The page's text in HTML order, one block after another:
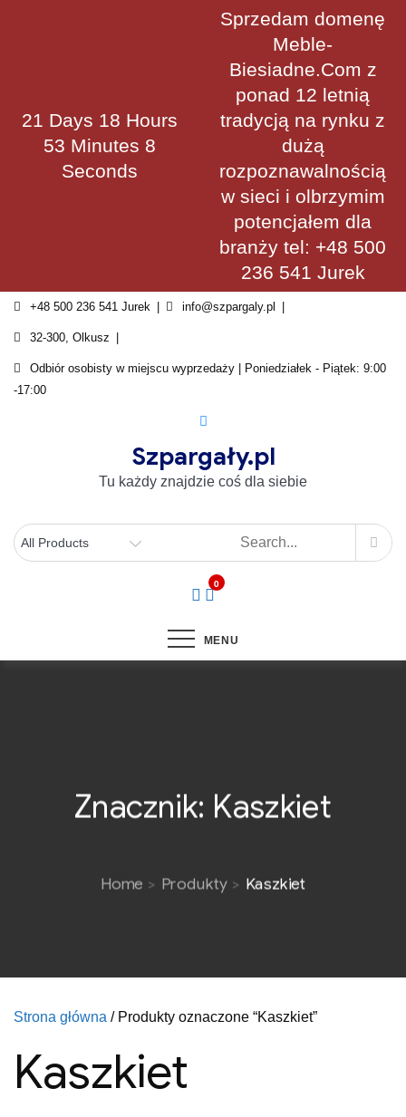
21 Days 18 Hours
53 Minutes 7
Seconds
Sprzedam domenę
Meble-
Biesiadne.Com z
ponad 12 letnią
tradycją na rynku z
dużą
rozpoznawalnością
w sieci i olbrzymim
potencjałem dla
branży tel: +48 500
236 541 Jurek
+48 500 236 541 Jurek info@szpargaly.pl
32-300, Olkusz
Odbiór osobisty w miejscu wyprzedaży | Poniedziałek - Piątek: 9:00
-17:00
Szpargały.pl
Tu każdy znajdzie coś dla siebie
0
MENU
Znacznik: Kaszkiet
Home Produkty Kaszkiet
Strona główna / Produkty oznaczone “Kaszkiet”
Kaszkiet